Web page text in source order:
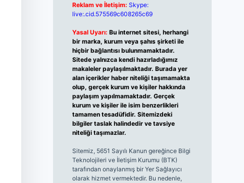
Reklam ve İletişim: Skype:
live:.cid.575569c608265c69
Yasal Uyarı: Bu internet sitesi, herhangi
bir marka, kurum veya şahıs şirketi ile
hiçbir bağlantısı bulunmamaktadır.
Sitede yalnızca kendi hazırladığımız
makaleler paylaşılmaktadır. Burada yer
alan içerikler haber niteliği taşımamakta
olup, gerçek kurum ve kişiler hakkında
paylaşım yapılmamaktadır. Gerçek
kurum ve kişiler ile isim benzerlikleri
tamamen tesadüfidir. Sitemizdeki
bilgiler taslak halindedir ve tavsiye
niteliği taşımazlar.
Sitemiz, 5651 Sayılı Kanun gereğince Bilgi
Teknolojileri ve İletişim Kurumu (BTK)
tarafından onaylanmış bir Yer Sağlayıcı
olarak hizmet vermektedir. Bu nedenle,